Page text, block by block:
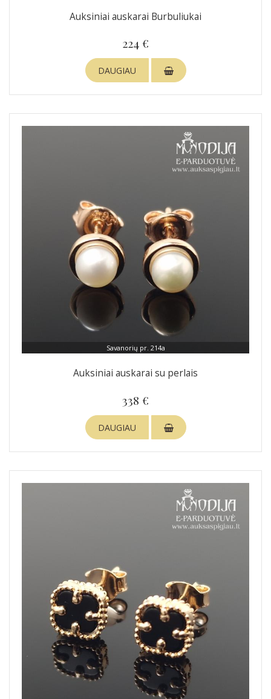
Auksiniai auskarai Burbuliukai
224 €
DAUGIAU
Savanorių pr. 214a
Auksiniai auskarai su perlais
338 €
DAUGIAU